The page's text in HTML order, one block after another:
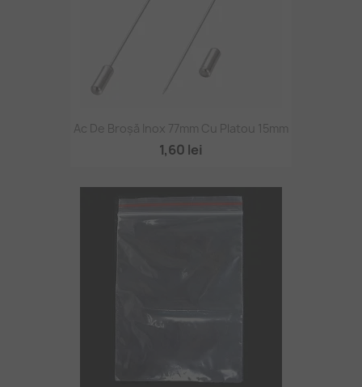
Ac De Broșă Inox 77mm Cu Platou 15mm
1,60 lei